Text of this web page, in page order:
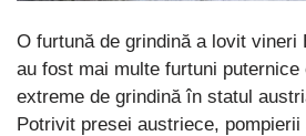
O furtună de grindină a lovit vineri
au fost mai multe furtuni puternice
extreme de grindină în statul
Potrivit presei austriece, pompierii